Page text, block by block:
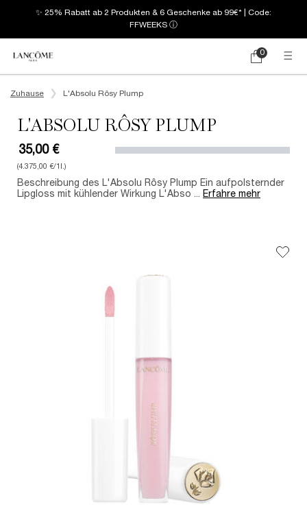
✨ 25% Rabatt ab 2 Produkten & 6 Geschenke ab 99€* | Code:
FFWEEKS ⓘ
Mein
0
0 produkt
Zuhause
L'Absolu Rôsy Plump
L'ABSOLU RÔSY PLUMP
35,00 €
(4.375,00 €/1l.)
Beschreibung des L'Absolu Rôsy Plump Ein aufpolsternder
Lipgloss mit kühlender Wirkung L'Abso ... Erfahre mehr